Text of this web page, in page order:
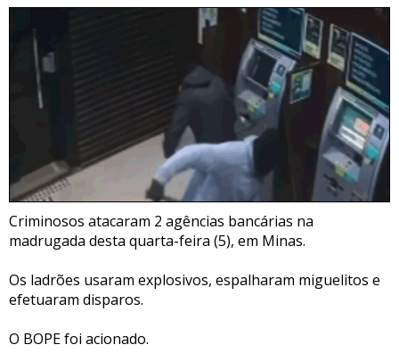
Criminosos atacaram 2 agências bancárias na
madrugada desta quarta-feira (5), em Minas.
Os ladrões usaram explosivos, espalharam miguelitos e
efetuaram disparos.
O BOPE foi acionado.